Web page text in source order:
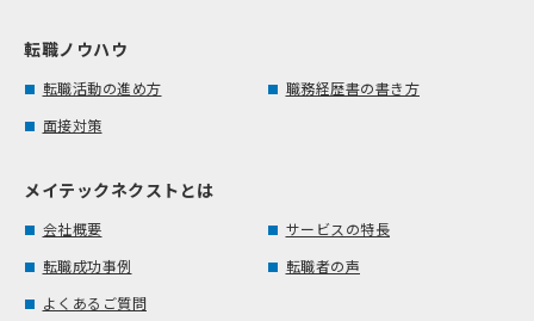
転職ノウハウ
転職活動の進め方
職務経歴書の書き方
面接対策
メイテックネクストとは
会社概要
サービスの特長
転職成功事例
転職者の声
よくあるご質問